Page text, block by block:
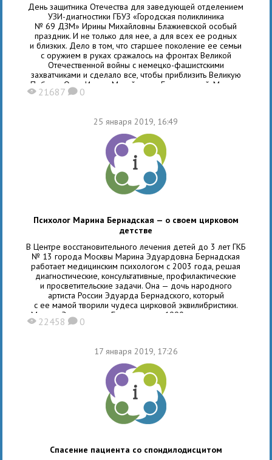
День защитника Отечества для заведующей отделением
УЗИ-диагностики ГБУЗ «Городская поликлиника
№ 69 ДЗМ» Ирины Михайловны Блажиевской особый
праздник. И не только для нее, а для всех ее родных
и близких. Дело в том, что старшее поколение ее семьи
с оружием в руках сражалось на фронтах Великой
Отечественной войны с немецко-фашистскими
захватчиками и сделало все, чтобы приблизить Великую
Победу. Отец Ирины Михайловны Блажиевской, Михаил
Емельянович Борисенко, 1926 года рождения, уроженец
X 21687 K 0
25 января 2019, 16:49
Психолог Марина Бернадская — о своем цирковом
детстве
В Центре восстановительного лечения детей до 3 лет ГКБ
№ 13 города Москвы Марина Эдуардовна Бернадская
работает медицинским психологом с 2003 года, решая
диагностические, консультативные, профилактические
и просветительские задачи. Она — дочь народного
артиста России Эдуарда Бернадского, который
с ее мамой творили чудеса цирковой эквилибристики.
Марина Эдуардовна Бернадская в 1990 году окончила
факультет психологии МГУ им. М. В. Ломоносова, кафедру
X 22458 K 0
17 января 2019, 17:26
Спасение пациента со спондилодисцитом